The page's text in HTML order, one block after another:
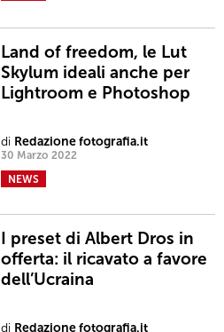
Land of freedom, le Lut
Skylum ideali anche per
Lightroom e Photoshop
di Redazione fotografia.it
30 Marzo 2022
NEWS
I preset di Albert Dros in
offerta: il ricavato a favore
dell’Ucraina
di Redazione fotografia.it